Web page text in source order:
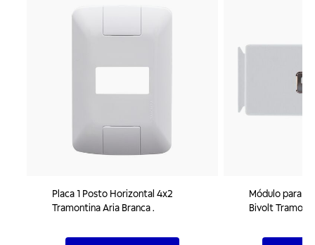
Placa 1 Posto Horizontal 4x2
Tramontina Aria Branca .
Módulo para
Bivolt